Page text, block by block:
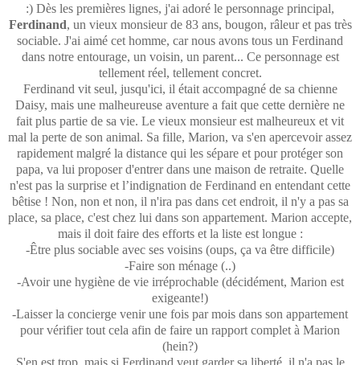
:) Dès les premières lignes, j'ai adoré le personnage principal,
Ferdinand, un vieux monsieur de 83 ans, bougon, râleur et pas très
sociable. J'ai aimé cet homme, car nous avons tous un Ferdinand
dans notre entourage, un voisin, un parent... Ce personnage est
tellement réel, tellement concret.
Ferdinand vit seul, jusqu'ici, il était accompagné de sa chienne
Daisy, mais une malheureuse aventure a fait que cette dernière ne
fait plus partie de sa vie. Le vieux monsieur est malheureux et vit
mal la perte de son animal. Sa fille, Marion, va s'en apercevoir assez
rapidement malgré la distance qui les sépare et pour protéger son
papa, va lui proposer d'entrer dans une maison de retraite. Quelle
n'est pas la surprise et l’indignation de Ferdinand en entendant cette
bêtise ! Non, non et non, il n'ira pas dans cet endroit, il n'y a pas sa
place, sa place, c'est chez lui dans son appartement. Marion accepte,
mais il doit faire des efforts et la liste est longue :
-Être plus sociable avec ses voisins (oups, ça va être difficile)
-Faire son ménage (..)
-Avoir une hygiène de vie irréprochable (décidément, Marion est
exigeante!)
-Laisser la concierge venir une fois par mois dans son appartement
pour vérifier tout cela afin de faire un rapport complet à Marion
(hein?)
S'en est trop, mais si Ferdinand veut garder sa liberté, il n'a pas le